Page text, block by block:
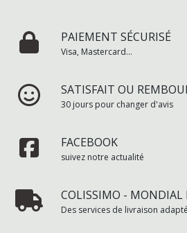
PAIEMENT SÉCURISÉ
Visa, Mastercard...
SATISFAIT OU
30 jours pour changer d'avis
FACEBOOK
suivez notre actualité
COLISSIMO - MONDIAL
Des services de livraison